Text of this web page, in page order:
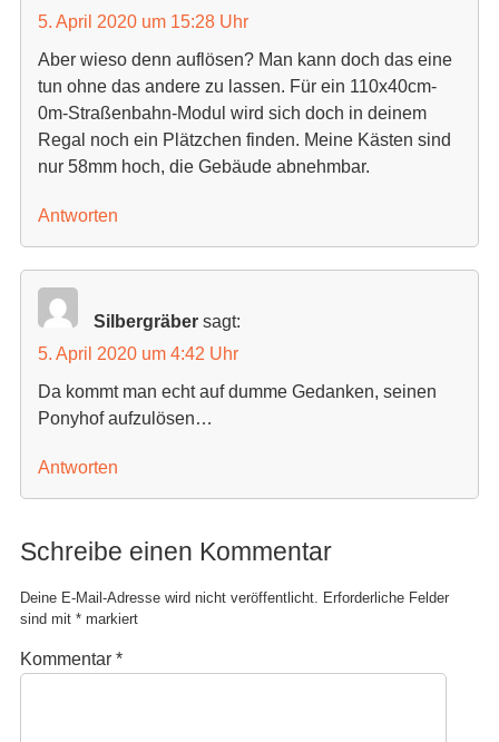
5. April 2020 um 15:28 Uhr
Aber wieso denn auflösen? Man kann doch das eine
tun ohne das andere zu lassen. Für ein 110x40cm-
0m-Straßenbahn-Modul wird sich doch in deinem
Regal noch ein Plätzchen finden. Meine Kästen sind
nur 58mm hoch, die Gebäude abnehmbar.
Antworten
Silbergräber sagt:
5. April 2020 um 4:42 Uhr
Da kommt man echt auf dumme Gedanken, seinen
Ponyhof aufzulösen…
Antworten
Schreibe einen Kommentar
Deine E-Mail-Adresse wird nicht veröffentlicht. Erforderliche Felder
sind mit *markiert
Kommentar *